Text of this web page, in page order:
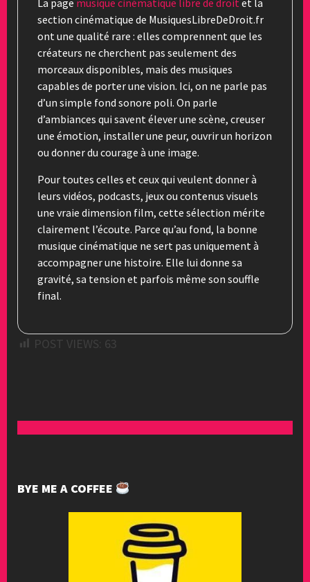
section cinématique de MusiquesLibreDeDroit.fr
ont une qualité rare : elles comprennent que les
créateurs ne cherchent pas seulement des
morceaux disponibles, mais des musiques
capables de porter une vision. Ici, on ne parle pas
d’un simple fond sonore poli. On parle
d’ambiances qui savent élever une scène, creuser
une émotion, installer une peur, ouvrir un horizon
ou donner du courage à une image.
Pour toutes celles et ceux qui veulent donner à
leurs vidéos, podcasts, jeux ou contenus visuels
une vraie dimension film, cette sélection mérite
clairement l’écoute. Parce qu’au fond, la bonne
musique cinématique ne sert pas uniquement à
accompagner une histoire. Elle lui donne sa
gravité, sa tension et parfois même son souffle
final.
POST VIEWS: 63
BYE ME A COFFEE